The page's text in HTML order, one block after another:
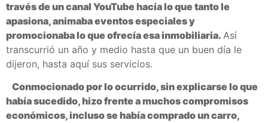
través de un canal YouTube hacía lo que tanto le
apasiona, animaba eventos especiales y
promocionaba lo que ofrecía esa inmobiliaria. Así
transcurrió un año y medio hasta que un buen día le
dijeron, hasta aquí sus servicios.
Conmocionado por lo ocurrido, sin explicarse lo que
había sucedido, hizo frente a muchos compromisos
económicos, incluso se había comprado un carro,